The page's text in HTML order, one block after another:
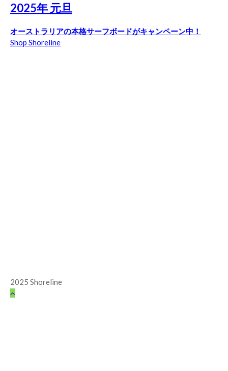
2025年 元旦
オーストラリアの本格サーフボードがキャンペーン中！
Shop Shoreline
2025 Shoreline